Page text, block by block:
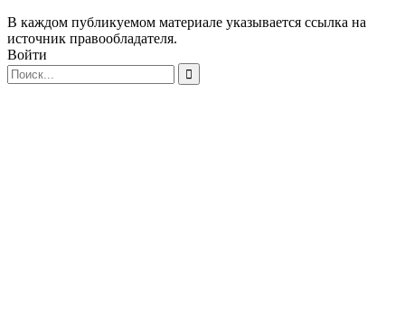
В каждом публикуемом материале указывается ссылка на
источник правообладателя.
Войти